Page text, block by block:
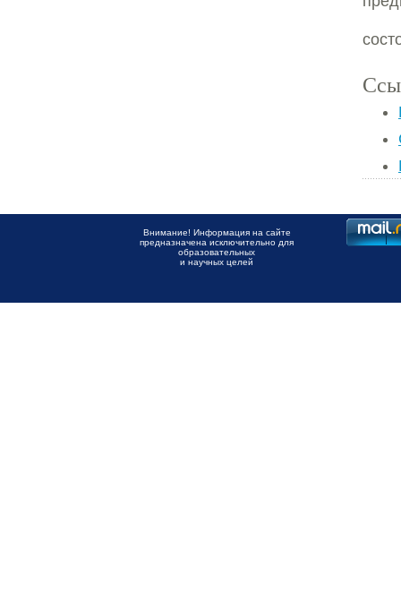
Внимание! Информация на сайте
предназначена исключительно для
образовательных
и научных целей